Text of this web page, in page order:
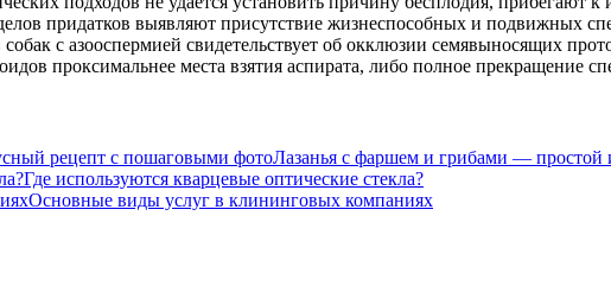
придатков выявляют присутствие жизнеспособных и подвижных
с азооспермией свидетельствует об окклюзии семявыносящих
проксимальнее места взятия аспирата, либо полное прекращение
Лазанья с фаршем и грибами —
Где используются кварцевые оптические стекла?
Основные виды услуг в клининговых компаниях